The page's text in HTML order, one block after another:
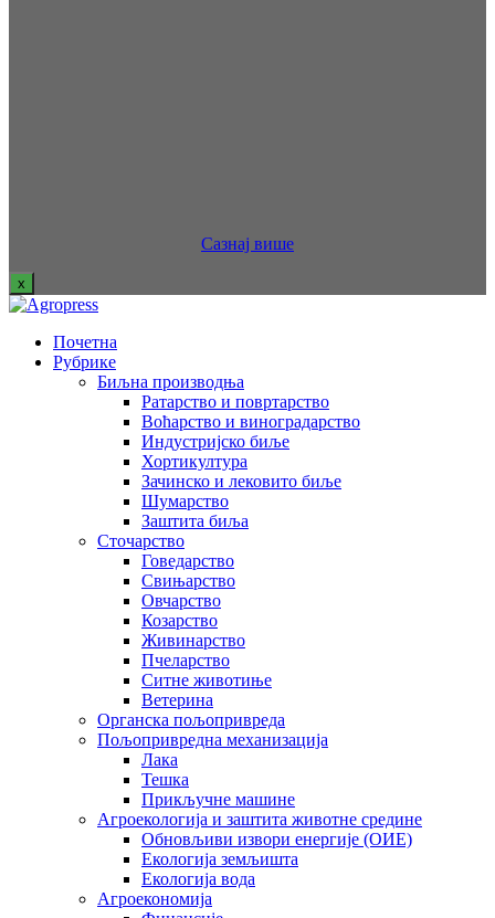
Сазнај више
x
Почетна
Рубрике
Биљна производња
Ратарство и повртарство
Воћарство и виноградарство
Индустријско биље
Хортикултура
Зачинско и лековито биље
Шумарство
Заштита биља
Сточарство
Говедарство
Свињарство
Овчарство
Козарство
Живинарство
Пчеларство
Ситне животиње
Ветерина
Органска пољопривреда
Пољопривредна механизација
Лака
Тешка
Прикључне машине
Агроекологија и заштита животне средине
Обновљиви извори енергије (ОИЕ)
Екологија земљишта
Екологија вода
Агроекономија